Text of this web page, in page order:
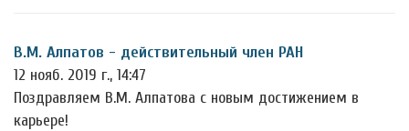
В.М. Алпатов - действительный член РАН
12 нояб. 2019 г., 14:47
Поздравляем В.М. Алпатова с новым достижением в
карьере!